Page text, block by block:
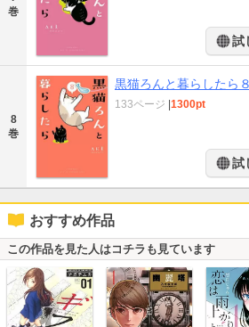
巻
試
8
巻
黒猫ろんと暮らしたら８
133ページ 1300pt
試
おすすめ作品
この作品を見た人はコチラも見ています